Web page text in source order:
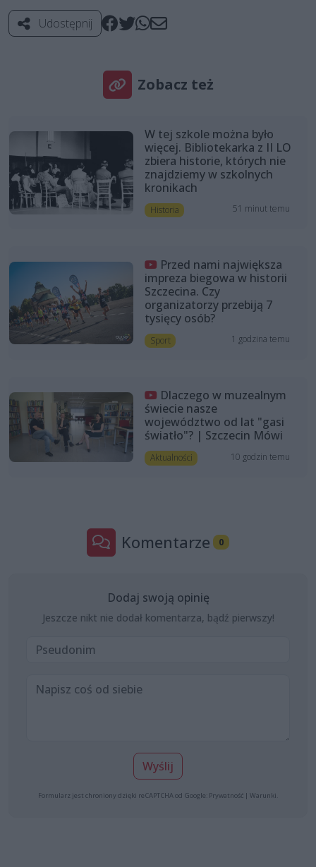
Udostępnij
Zobacz też
W tej szkole można było
więcej. Bibliotekarka z II LO
zbiera historie, których nie
znajdziemy w szkolnych
kronikach
Historia 51 minut temu
Przed nami największa
impreza biegowa w historii
Szczecina. Czy
organizatorzy przebiją 7
tysięcy osób?
Sport 1 godzina temu
Dlaczego w muzealnym
świecie nasze
województwo od lat "gasi
światło"? | Szczecin Mówi
Aktualności 10 godzin temu
Komentarze 0
Dodaj swoją opinię
Jeszcze nikt nie dodał komentarza, bądź pierwszy!
Wyślij
Formularz jest chroniony dzięki reCAPTCHA od Google: Prywatność | Warunki